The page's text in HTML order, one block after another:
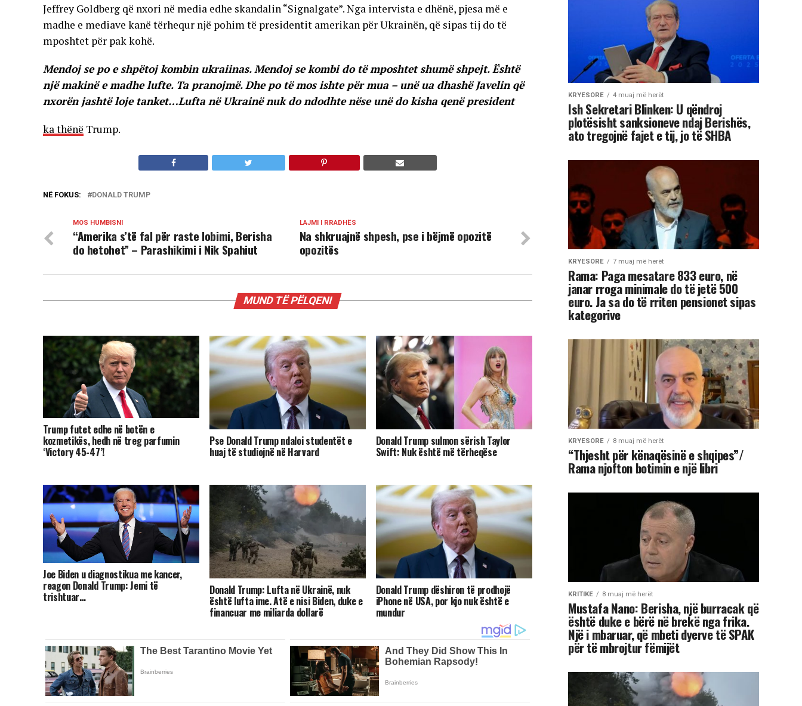
Jeffrey Goldberg që nxori në media edhe skandalin “Signalgate”. Nga intervista e dhënë, pjesa më e
madhe e mediave kanë tërhequr një pohim të presidentit amerikan për Ukrainën, që sipas tij do të
mposhtet për pak kohë.
Mendoj se po e shpëtoj kombin ukraiinas. Mendoj se kombi do të mposhtet shumë shpejt. Është
një makinë e madhe lufte. Ta pranojmë. Dhe po të mos ishte për mua – unë ua dhashë Javelin që
nxorën jashtë loje tanket…Lufta në Ukrainë nuk do ndodhte nëse unë do kisha qenë president
ka thënë Trump.
NË FOKUS: DONALD TRUMP
LAJMI I RRADHËS
Na shkruajnë shpesh, pse i bëjmë opozitë
opozitës
MOS HUMBISNI
“Amerika s’të fal për raste lobimi, Berisha
do hetohet” – Parashikimi i Nik Spahiut
MUND TË PËLQENI
Trump futet edhe në botën e
kozmetikës, hedh në treg parfumin
‘Victory 45-47’!
Pse Donald Trump ndaloi studentët e
huaj të studiojnë në Harvard
Donald Trump sulmon sërish Taylor
Swift: Nuk është më tërheqëse
Joe Biden u diagnostikua me kancer,
reagon Donald Trump: Jemi të
trishtuar… Donald Trump: Lufta në Ukrainë, nuk
është lufta ime. Atë e nisi Biden, duke e
financuar me miliarda dollarë
Donald Trump dëshiron të prodhojë
iPhone në USA, por kjo nuk është e
mundur
KRYESORE 4 muaj më herët
Ish Sekretari Blinken: U qëndroj
plotësisht sanksioneve ndaj Berishës,
ato tregojnë fajet e tij, jo të SHBA
KRYESORE 7 muaj më herët
Rama: Paga mesatare 833 euro, në
janar rroga minimale do të jetë 500
euro. Ja sa do të rriten pensionet sipas
kategorive
KRYESORE 8 muaj më herët
“Thjesht për kënaqësinë e shqipes”/
Rama njofton botimin e një libri
KRITIKE 8 muaj më herët
Mustafa Nano: Berisha, një burracak që
është duke e bërë në brekë nga frika.
Një i mbaruar, që mbeti dyerve të SPAK
për të mbrojtur fëmijët